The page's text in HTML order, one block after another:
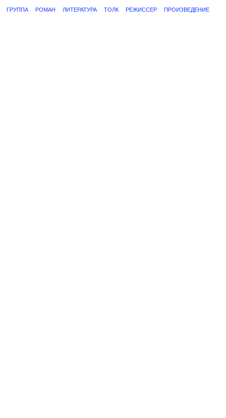
ГРУППА РОМАН ЛИТЕРАТУРА ТОЛК РЕЖИССЕР ПРОИЗВЕДЕНИЕ